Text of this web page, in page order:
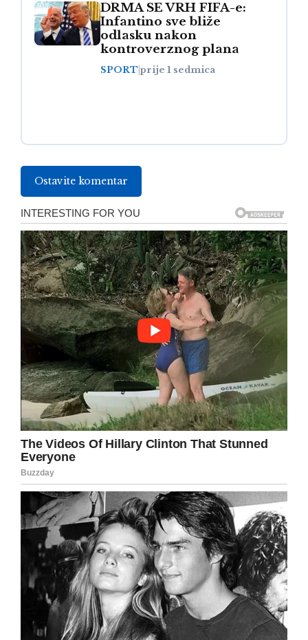
DRMA SE VRH FIFA-e:
Infantino sve bliže
odlasku nakon
kontroverznog plana
SPORT prije 1 sedmica
Ostavite komentar